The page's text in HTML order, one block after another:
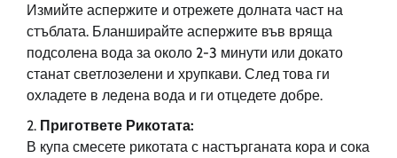
Измийте аспержите и отрежете долната част на
стъблата. Бланширайте аспержите във вряща
подсолена вода за около 2-3 минути или докато
станат светлозелени и хрупкави. След това ги
охладете в ледена вода и ги отцедете добре.
Пригответе Рикотата:
В купа смесете рикотата с настърганата кора и сока